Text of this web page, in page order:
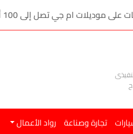
ام جي تصل إلى 100 ألف جنيه
تجارة وصناعة رواد الأعمال